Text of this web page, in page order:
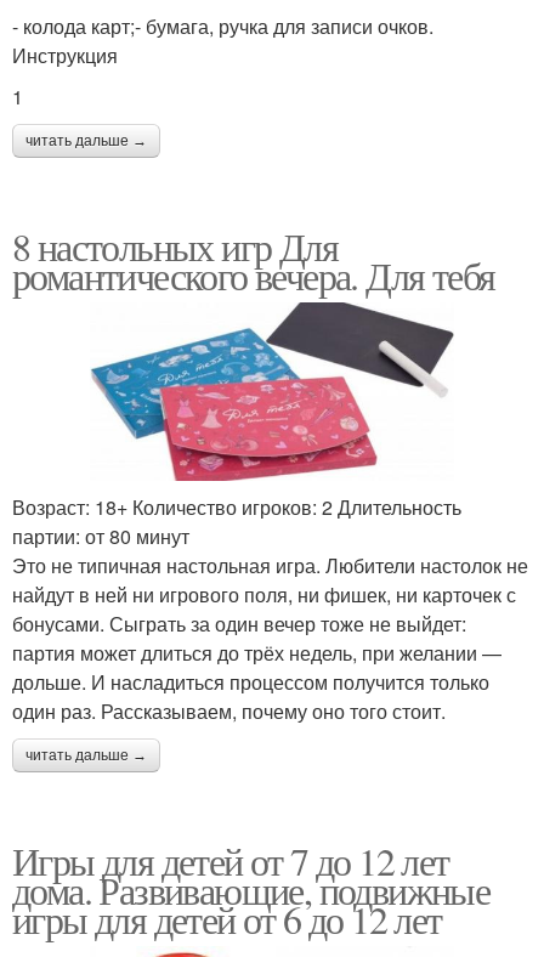
- колода карт;- бумага, ручка для записи очков.
Инструкция
1
читать дальше →
8 настольных игр Для
романтического вечера. Для тебя
Возраст: 18+ Количество игроков: 2 Длительность
партии: от 80 минут
Это не типичная настольная игра. Любители настолок не
найдут в ней ни игрового поля, ни фишек, ни карточек с
бонусами. Сыграть за один вечер тоже не выйдет:
партия может длиться до трёх недель, при желании —
дольше. И насладиться процессом получится только
один раз. Рассказываем, почему оно того стоит.
читать дальше →
Игры для детей от 7 до 12 лет
дома. Развивающие, подвижные
игры для детей от 6 до 12 лет